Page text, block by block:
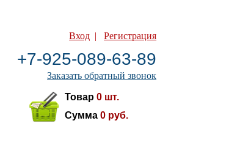
Вход |Регистрация
+7-925-089-63-89
Заказать обратный звонок
Товар0 шт.
Сумма0 руб.